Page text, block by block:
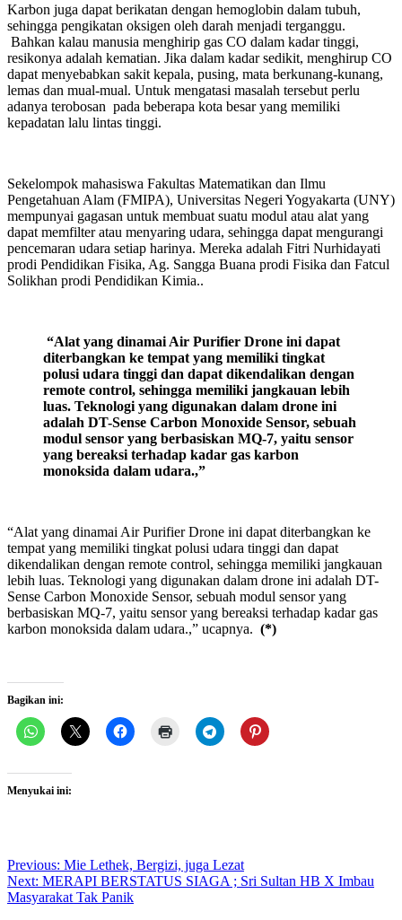
Karbon juga dapat berikatan dengan hemoglobin dalam tubuh,
sehingga pengikatan oksigen oleh darah menjadi terganggu.
Bahkan kalau manusia menghirip gas CO dalam kadar tinggi,
resikonya adalah kematian. Jika dalam kadar sedikit, menghirup CO
dapat menyebabkan sakit kepala, pusing, mata berkunang-kunang,
lemas dan mual-mual. Untuk mengatasi masalah tersebut perlu
adanya terobosan pada beberapa kota besar yang memiliki
kepadatan lalu lintas tinggi.
Sekelompok mahasiswa Fakultas Matematikan dan Ilmu
Pengetahuan Alam (FMIPA), Universitas Negeri Yogyakarta (UNY)
mempunyai gagasan untuk membuat suatu modul atau alat yang
dapat memfilter atau menyaring udara, sehingga dapat mengurangi
pencemaran udara setiap harinya. Mereka adalah Fitri Nurhidayati
prodi Pendidikan Fisika, Ag. Sangga Buana prodi Fisika dan Fatcul
Solikhan prodi Pendidikan Kimia..
“Alat yang dinamai Air Purifier Drone ini dapat
diterbangkan ke tempat yang memiliki tingkat
polusi udara tinggi dan dapat dikendalikan dengan
remote control, sehingga memiliki jangkauan lebih
luas. Teknologi yang digunakan dalam drone ini
adalah DT-Sense Carbon Monoxide Sensor, sebuah
modul sensor yang berbasiskan MQ-7, yaitu sensor
yang bereaksi terhadap kadar gas karbon
monoksida dalam udara.,”
“Alat yang dinamai Air Purifier Drone ini dapat diterbangkan ke
tempat yang memiliki tingkat polusi udara tinggi dan dapat
dikendalikan dengan remote control, sehingga memiliki jangkauan
lebih luas. Teknologi yang digunakan dalam drone ini adalah DT-
Sense Carbon Monoxide Sensor, sebuah modul sensor yang
berbasiskan MQ-7, yaitu sensor yang bereaksi terhadap kadar gas
karbon monoksida dalam udara.,” ucapnya. (*)
Bagikan ini:
Menyukai ini:
Post
navigation
Previous: Mie Lethek, Bergizi, juga Lezat
Next: MERAPI BERSTATUS SIAGA ; Sri Sultan HB X Imbau
Masyarakat Tak Panik